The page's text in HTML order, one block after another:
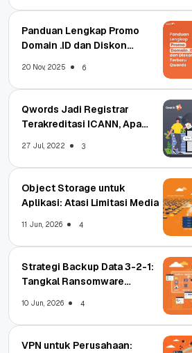
Panduan Lengkap Promo
Domain .ID dan Diskon
20 Nov, 2025 6
Qwords Jadi Registrar
Terakreditasi ICANN, Apa
27 Jul, 2022 3
Object Storage untuk
Aplikasi: Atasi Limitasi Media
11 Jun, 2026 4
Strategi Backup Data 3-2-1:
Tangkal Ransomware
10 Jun, 2026 4
VPN untuk Perusahaan: